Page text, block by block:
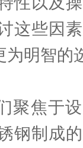
这些因
为明智的
焦于设
钢制成